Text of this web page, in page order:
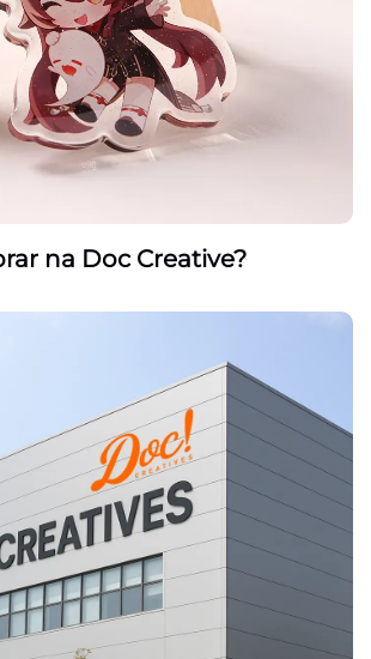
na Doc Creative?